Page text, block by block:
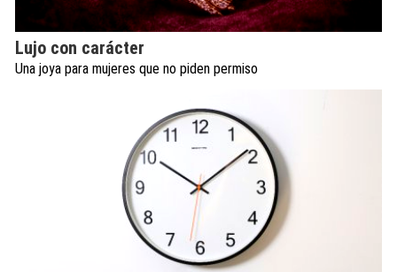
Lujo con carácter
Una joya para mujeres que no piden permiso